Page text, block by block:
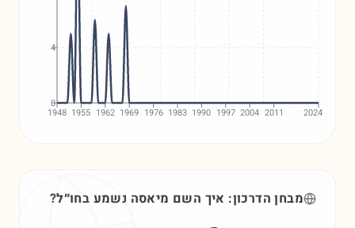
1948 1955 1962 1969 1976 1983 1990 1997 2004 2011 2024
0
4
מבחן הדרכון: איך השם מיאסה נשמע בחו״ל?